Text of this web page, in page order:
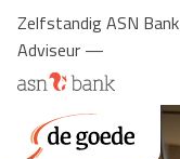
Zelfstandig ASN Bank
Adviseur —